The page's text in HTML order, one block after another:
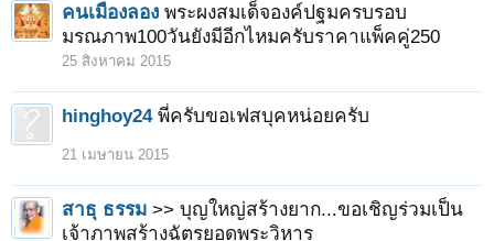
คนเมืองลอง พระผงสมเด็จองค์ปฐมครบรอบ
มรณภาพ100วันยังมีอีกไหมครับราคาแพ็คคู่250
25 สิงหาคม 2015
hinghoy24 พี่ครับขอเฟสบุคหน่อยครับ
21 เมษายน 2015
สาธุ ธรรม >> บุญใหญ่สร้างยาก...ขอเชิญร่วมเป็น
เจ้าภาพสร้างฉัตรยอดพระวิหาร